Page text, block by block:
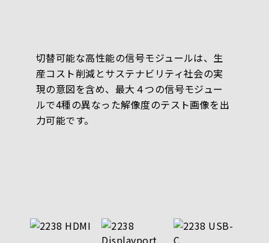
切替可能な高性能の信号モジュールは、生
産コスト削減とサステナビリティ社会の実
現の意図を含め、最大４つの信号モジュー
ルで4種の異なった解像度のテスト画像を出
力可能です。